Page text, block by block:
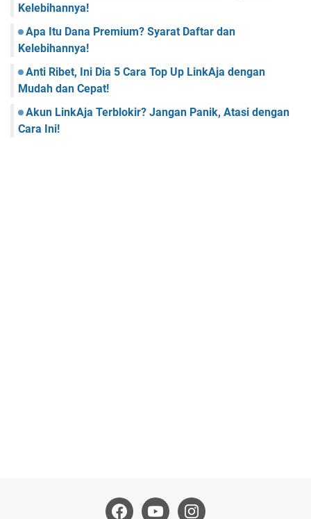
Kelebihannya!
Apa Itu Dana Premium? Syarat Daftar dan
Kelebihannya!
Anti Ribet, Ini Dia 5 Cara Top Up LinkAja dengan
Mudah dan Cepat!
Akun LinkAja Terblokir? Jangan Panik, Atasi dengan
Cara Ini!